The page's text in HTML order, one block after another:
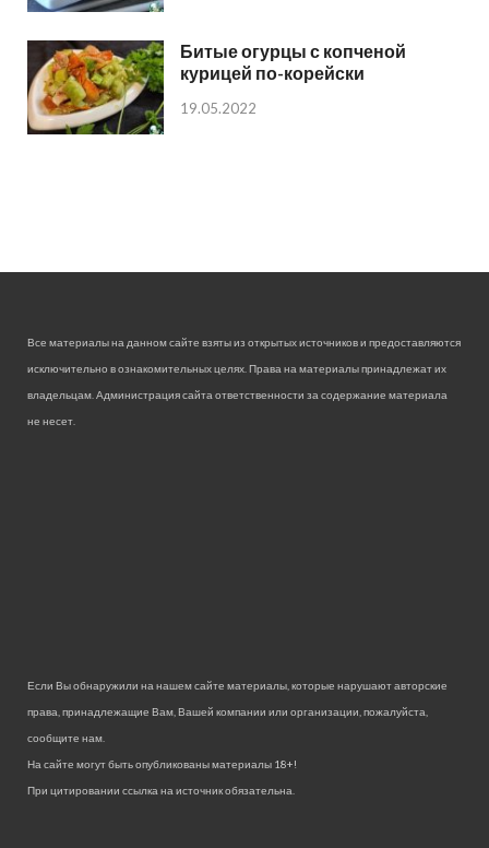
Битые огурцы с копченой
курицей по-корейски
19.05.2022
Все материалы на данном сайте взяты из открытых источников и предоставляются
исключительно в ознакомительных целях. Права на материалы принадлежат их
владельцам. Администрация сайта ответственности за содержание материала
не несет.
Если Вы обнаружили на нашем сайте материалы, которые нарушают авторские
права, принадлежащие Вам, Вашей компании или организации, пожалуйста,
сообщите нам.
На сайте могут быть опубликованы материалы 18+!
При цитировании ссылка на источник обязательна.